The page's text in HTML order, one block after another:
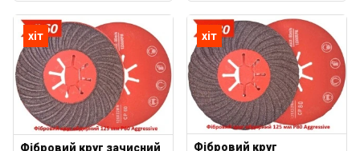
хіт
Фібровий круг зачисний
хіт
Фібровий круг